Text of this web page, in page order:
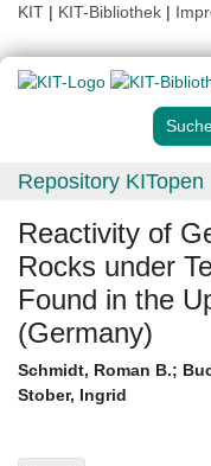
KIT | KIT-Bibliothek |
Repository KITopen
Reactivity of
Rocks under
Found in the
(Germany)
Schmidt, Roman B.;
Stober, Ingrid